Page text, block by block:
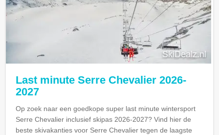
Last minute Serre Chevalier 2026-
2027
Op zoek naar een goedkope super last minute wintersport
Serre Chevalier inclusief skipas 2026-2027? Vind hier de
beste skivakanties voor Serre Chevalier tegen de laagste